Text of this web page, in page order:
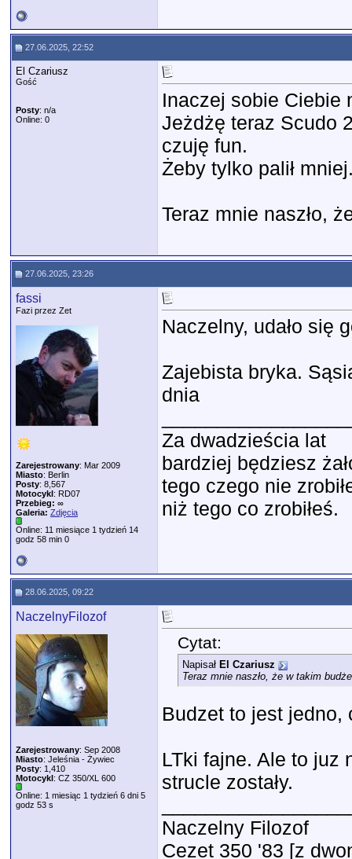
27.06.2025, 22:52
El Czariusz
Gość
Posty: n/a
Online: 0
Inaczej sobie Ciebie
Jeżdżę teraz Scudo
czuję fun.
Żeby tylko palił
Teraz mnie naszło,
27.06.2025, 23:26
fassi
Fazi przez Zet
Zarejestrowany: Mar 2009
Miasto: Berlin
Posty: 8,567
Motocykl: RD07
Przebieg: ∞
Galeria: Zdjęcia
Online: 11 miesiące 1 tydzień 14
godz 58 min 0
Naczelny, udało się
Zajebista bryka.
dnia
Za dwadzieścia lat
bardziej będziesz
tego czego nie
niż tego co zrobiłeś.
28.06.2025, 09:22
NaczelnyFilozof
Zarejestrowany: Sep 2008
Miasto: Jeleśnia - Żywiec
Posty: 1,410
Motocykl: CZ 350/XL 600
Online: 1 miesiąc 1 tydzień 6 dni 5
godz 53 s
Cytat:
Napisał El Czariusz
Teraz mnie naszło, że w takim
Budzet to jest jedno,
LTki fajne. Ale to juz
strucle zostały.
Naczelny Filozof
Cezet 350 '83 [z